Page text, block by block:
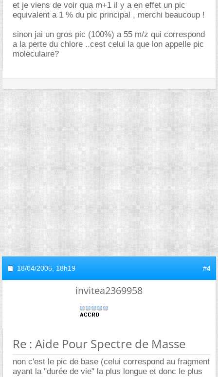
et je viens de voir qua m+1 il y a en effet un pic
equivalent a 1 % du pic principal , merchi beaucoup !
sinon jai un gros pic (100%) a 55 m/z qui correspond
a la perte du chlore ..cest celui la que lon appelle pic
moleculaire?
18/04/2005, 18h19 #4
invitea2369958
Re : Aide Pour Spectre de Masse
non c'est le pic de base (celui correspond au fragment
ayant la "durée de vie" la plus longue et donc le plus